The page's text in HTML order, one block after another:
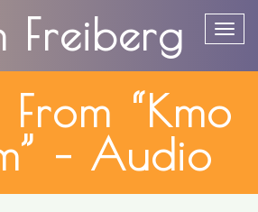
Freiberg
“Kmo
– Audio